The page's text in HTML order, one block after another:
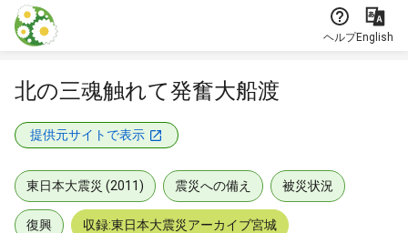
本文に飛ぶ
ヘルプEnglish
北の三魂触れて発奮大船渡
提供元サイトで表示
東日本大震災 (2011) 震災への備え 被災状況
復興 収録:東日本大震災アーカイブ宮城